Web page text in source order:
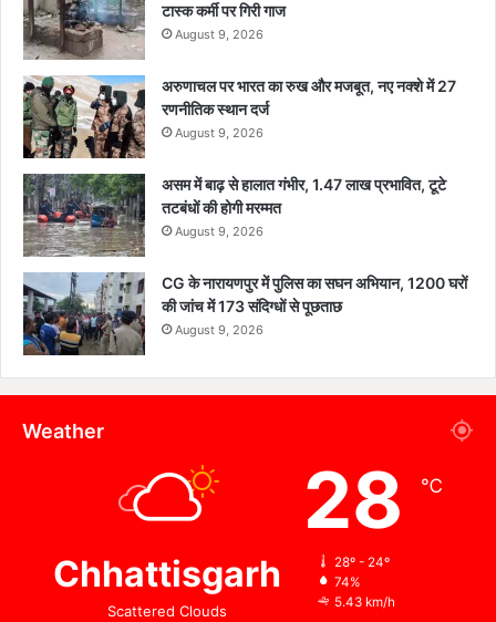
टास्क कर्मी पर गिरी गाज
August 9, 2026
अरुणाचल पर भारत का रुख और मजबूत, नए नक्शे में 27
रणनीतिक स्थान दर्ज
August 9, 2026
असम में बाढ़ से हालात गंभीर, 1.47 लाख प्रभावित, टूटे
तटबंधों की होगी मरम्मत
August 9, 2026
CG के नारायणपुर में पुलिस का सघन अभियान, 1200 घरों
की जांच में 173 संदिग्धों से पूछताछ
August 9, 2026
Weather
Chhattisgarh
Scattered Clouds
28 ℃
28º - 24º
74%
5.43 km/h